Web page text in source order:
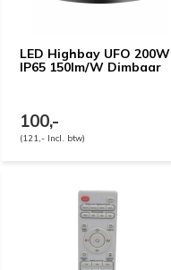
LED Highbay UFO 200W
IP65 150lm/W Dimbaar
100,-
(121,- Incl. btw)